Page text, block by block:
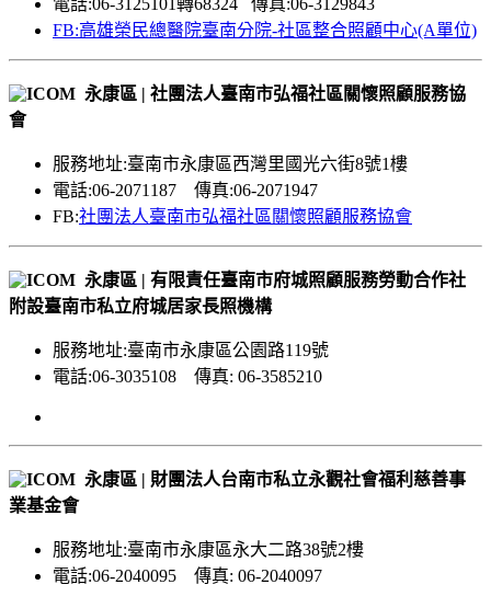
電話:06-3125101轉68324 傳真:06-3129843
FB:高雄榮民總醫院臺南分院-社區整合照顧中心(A單位)
永康區 | 社團法人臺南市弘福社區關懷照顧服務協
會
服務地址:臺南市永康區西灣里國光六街8號1樓
電話:06-2071187 傳真:06-2071947
FB:社團法人臺南市弘福社區關懷照顧服務協會
永康區 | 有限責任臺南市府城照顧服務勞動合作社
附設臺南市私立府城居家長照機構
服務地址:臺南市永康區公園路119號
電話:06-3035108 傳真: 06-3585210
永康區 | 財團法人台南市私立永觀社會福利慈善事
業基金會
服務地址:臺南市永康區永大二路38號2樓
電話:06-2040095 傳真: 06-2040097